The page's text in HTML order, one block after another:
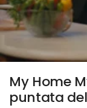
My Home
puntata